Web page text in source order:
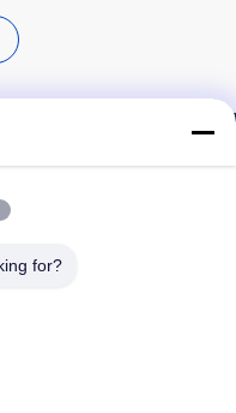
খুঁজুন
for?